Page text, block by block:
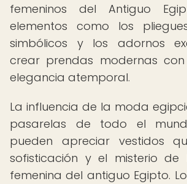
femeninos del Antiguo
elementos como los
simbólicos y los adornos
crear prendas modernas
elegancia atemporal.
La influencia de la moda
pasarelas de todo el
pueden apreciar vestidos
sofisticación y el misterio de
femenina del antiguo Egipto.